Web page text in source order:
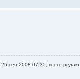
25 сен 2008 07:35, всего